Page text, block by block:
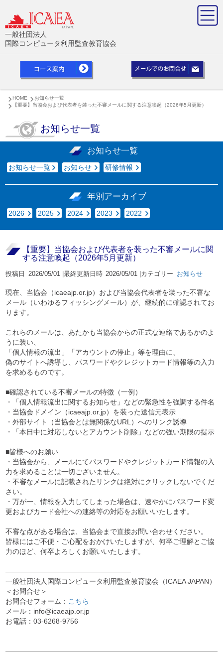
一般社団法人
国際コンピュータ利用監査教育協会
HOME
お知らせ一覧
【重要】当協会および代表者を装った不審メールに関する注意喚起（2026年5月更新）
お知らせ一覧
お知らせ一覧
お知らせ一覧 お知らせ 研修情報
年別アーカイブ
2026 2025 2024 2023 2022
【重要】当協会および代表者を装った不審メールに関
する注意喚起（2026年5月更新）
投稿日 2026/05/01 | 最終更新日時 2026/05/01 | カテゴリー お知らせ
現在、当協会（icaeajp.or.jp）および当協会代表者を装った不審な
メール（いわゆるフィッシングメール）が、継続的に確認されてお
ります。
これらのメールは、あたかも当協会からの正式な連絡であるかのよ
うに装い、
「個人情報の流出」「アカウントの停止」等を理由に、
偽のサイトへ誘導し、パスワードやクレジットカード情報等の入力
を求めるものです。
■確認されている不審メールの特徴（一例）
・「個人情報流出に関するお知らせ」などの緊急性を強調する件名
・当協会ドメイン（icaeajp.or.jp）を装った送信元表示
・外部サイト（当協会とは無関係なURL）へのリンク誘導
・「本日中に対応しないとアカウント削除」などの強い期限の提示
■皆様へのお願い
・当協会から、メールにてパスワードやクレジットカード情報の入
力を求めることは一切ございません。
・不審なメールに記載されたリンクは絶対にクリックしないでくだ
さい。
・万が一、情報を入力してしまった場合は、速やかにパスワード変
更およびカード会社への連絡等の対応をお願いいたします。
不審な点がある場合は、当協会まで直接お問い合わせください。
皆様にはご不便・ご心配をおかけいたしますが、何卒ご理解とご協
力のほど、何卒よろしくお願いいたします。
——————————————————
一般社団法人国際コンピュータ利用監査教育協会（ICAEA JAPAN）
＜お問合せ＞
お問合せフォーム： こちら
メール：info@icaeajp.or.jp
お電話：03-6268-9756